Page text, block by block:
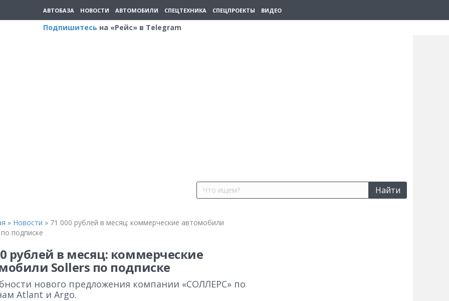
АВТОБАЗА НОВОСТИ АВТОМОБИЛИ СПЕЦТЕХНИКА СПЕЦПРОЕКТЫ ВИДЕО
Подпишитесь на «Рейс» в Telegram
Найти
» Новости » 71 000 рублей в месяц: коммерческие автомобили
подписке
рублей в месяц: коммерческие
Sollers по подписке
нового предложения компании «СОЛЛЕРС» по
Atlant и Argo.